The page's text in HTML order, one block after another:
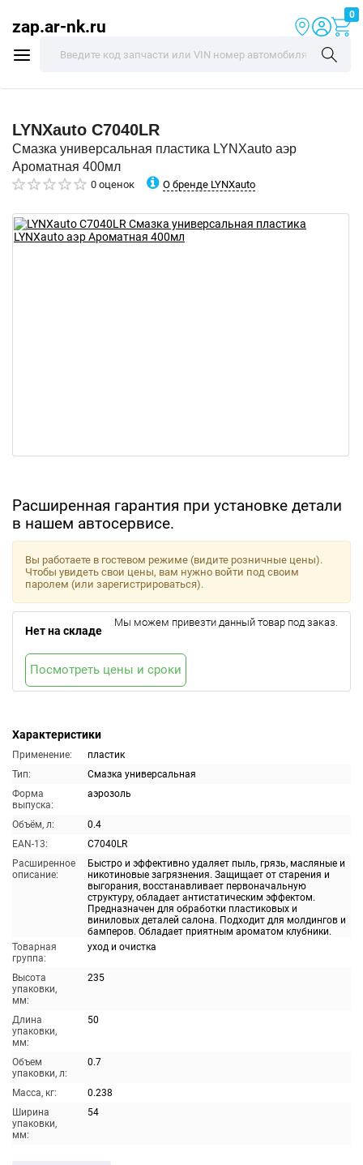
zap.ar-nk.ru
0
LYNXauto C7040LR
Смазка универсальная пластика LYNXauto аэр
Ароматная 400мл
0 оценок О бренде LYNXauto
Расширенная гарантия при установке детали
в нашем автосервисе.
Характеристики
Применение:
пластик
Тип:
Смазка универсальная
Форма
выпуска:
аэрозоль
Объём, л:
0.4
EAN-13:
C7040LR
Расширенное
описание:
Быстро и эффективно удаляет пыль, грязь, масляные и
никотиновые загрязнения. Защищает от старения и
выгорания, восстанавливает первоначальную
структуру, обладает антистатическим эффектом.
Предназначен для обработки пластиковых и
виниловых деталей салона. Подходит для молдингов и
бамперов. Обладает приятным ароматом клубники.
Товарная
группа:
уход и очистка
Высота
упаковки,
мм:
235
Длина
упаковки,
мм:
50
Объем
упаковки, л:
0.7
Масса, кг:
0.238
Ширина
упаковки,
мм:
54
Вы работаете в гостевом режиме (видите розничные цены).
Чтобы увидеть свои цены, вам нужно войти под своим
паролем (или зарегистрироваться).
Нет на складе
Мы можем привезти данный товар под заказ.
Посмотреть цены и сроки